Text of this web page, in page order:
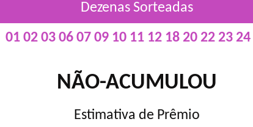
Dezenas Sorteadas
01 02 03 06 07 09 10 11 12 18 20 22 23 24
NÃO-ACUMULOU
Estimativa de Prêmio